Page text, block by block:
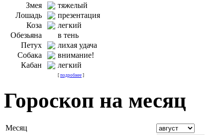
Змея
тяжелый
Лошадь
презентация
Коза
легкий
Обезьяна
в тень
Петух
лихая удача
Собака
внимание!
Кабан
легкий
[ подробнее ]
Гороскоп на месяц
Месяц